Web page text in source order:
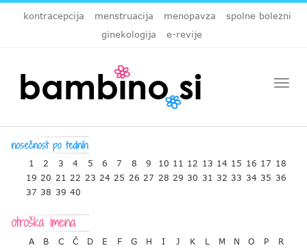
kontracepcija menstruacija menopavza
spolne bolezni
ginekologija
e-revije
1 2 3 4 5 6 7 8 9 10 11 12 13 14 15 16 17 18
19 20 21 22 23 24 25 26 27 28 29 30 31 32 33 34 35 36
37 38 39 40
A B C Č D E F G H I J K L M N O P
R